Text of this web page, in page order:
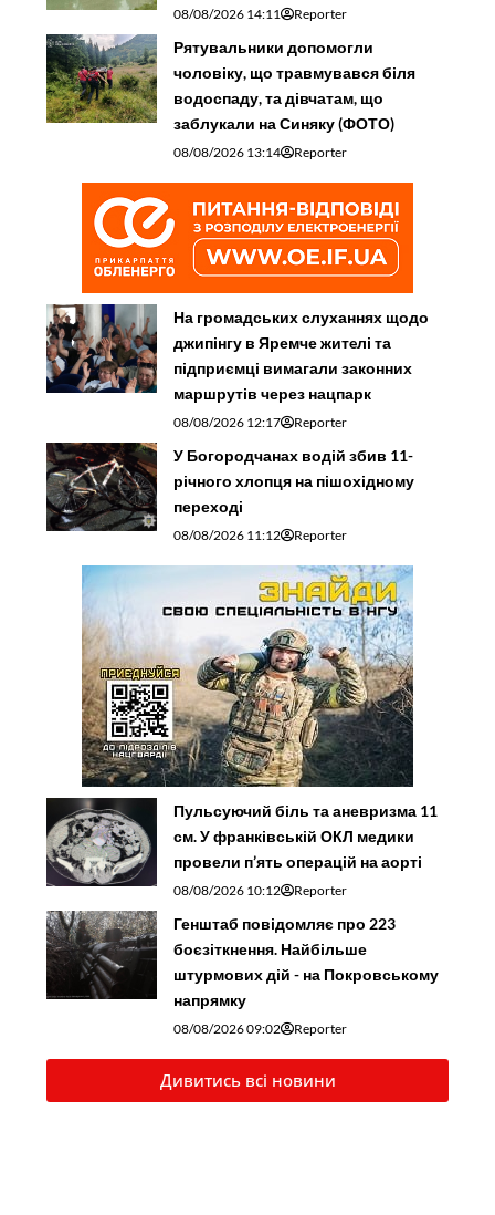
08/08/2026 14:11 Reporter
Рятувальники допомогли
чоловіку, що травмувався біля
водоспаду, та дівчатам, що
заблукали на Синяку (ФОТО)
08/08/2026 13:14 Reporter
На громадських слуханнях щодо
джипінгу в Яремче житeлі та
підприємці вимагали законних
маршрутів через нацпарк
08/08/2026 12:17 Reporter
У Богородчанах водій збив 11-
річного хлопця на пішохідному
переході
08/08/2026 11:12 Reporter
Пульсуючий біль та аневризма 11
см. У франківській ОКЛ медики
провели п’ять операцій на аорті
08/08/2026 10:12 Reporter
Генштаб повідомляє про 223
боєзіткнення. Найбільше
штурмових дій - на Покровському
напрямку
08/08/2026 09:02 Reporter
Дивитись всі новини